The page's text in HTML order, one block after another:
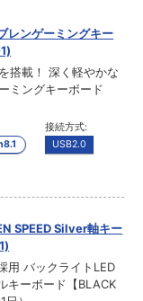
レンゲーミングキー
搭載！ 深く軽やかな
ミングキーボード
接続方式:
USB2.0
SPEED Silver軸キー
用 バックライトLED
キーボード【BLACK